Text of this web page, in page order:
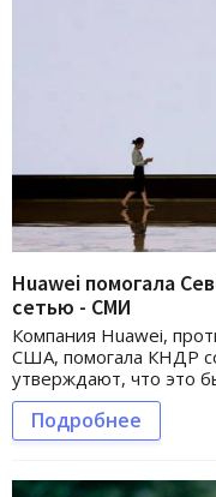
Huawei помогала
сетью - СМИ
Компания Huawei,
США, помогала КНДР
утверждают, что это
Подробнее